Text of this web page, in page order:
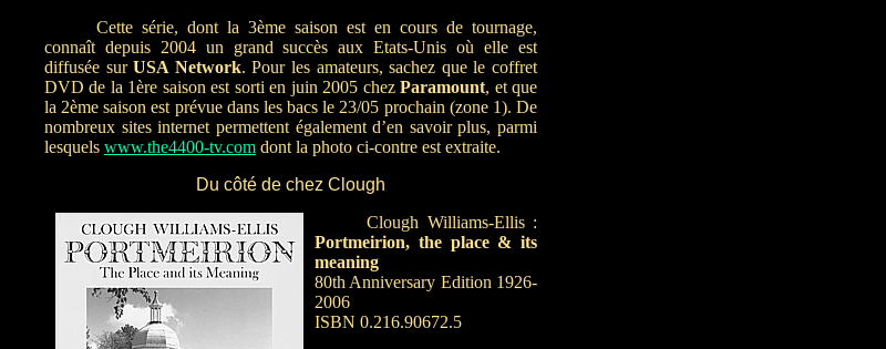
Cette série, dont la 3ème saison est en cours de tournage,
connaît depuis 2004 un grand succès aux Etats-Unis où elle est
diffusée surUSA Network. Pour les amateurs, sachez que le coffret
DVD de la 1ère saison est sorti en juin 2005 chezParamount, et que
la 2ème saison est prévue dans les bacs le 23/05 prochain (zone 1). De
nombreux sites internet permettent également d’en savoir plus, parmi
lesquels www.the4400-tv.com dont la photo ci-contre est extraite.
Du côté de chez Clough
Clough Williams-Ellis :
Portmeirion, the place & its
meaning
80th Anniversary Edition 1926-
2006
ISBN 0.216.90672.5